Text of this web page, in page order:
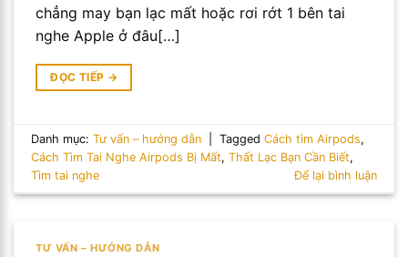
chẳng may bạn lạc mất hoặc rơi rớt 1 bên tai
nghe Apple ở đâu[…]
ĐỌC TIẾP →
Danh mục:Tư vấn – hướng dẫn TaggedCách tìm Airpods,
Cách Tìm Tai Nghe Airpods Bị Mất,Thất Lạc Bạn Cần Biết,
Tìm tai nghe
Để lại bình luận
TƯ VẤN – HƯỚNG DẪN